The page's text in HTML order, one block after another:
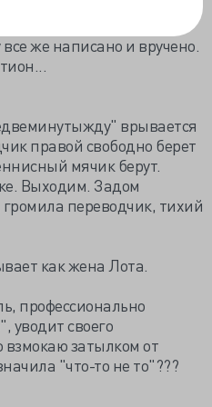
(а куды бечь?).
же написано и вручено.
врывается
правой свободно берет
мячик берут.
Выходим. Задом
переводчик, тихий
как жена Лота.
профессионально
уводит своего
взмокаю затылком от
"что-то не то"???